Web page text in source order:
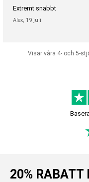
Extremt snabbt
Alex, 19 juli
Visar våra 4- och 5-
20% RABATT